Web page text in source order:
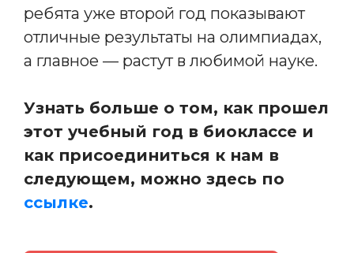
ребята уже второй год показывают
отличные результаты на олимпиадах,
а главное — растут в любимой науке.
Узнать больше о том, как прошел
этот учебный год в биоклассе и
как присоединиться к нам в
следующем, можно здесь по
ссылке.